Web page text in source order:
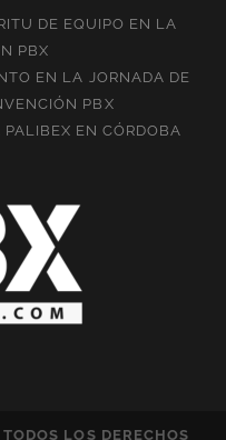
DE EQUIPO EN LA
PBX
EN LA JORNADA DE
PBX
EN CÓRDOBA
LOS DERECHOS